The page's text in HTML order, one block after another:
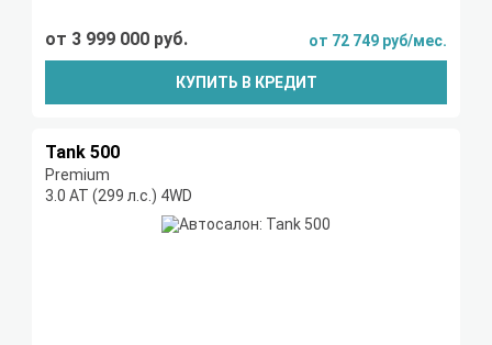
от 3 999 000 руб. от 72 749 руб/мес.
КУПИТЬ В КРЕДИТ
Tank 500
Premium
3.0 AT (299 л.с.) 4WD